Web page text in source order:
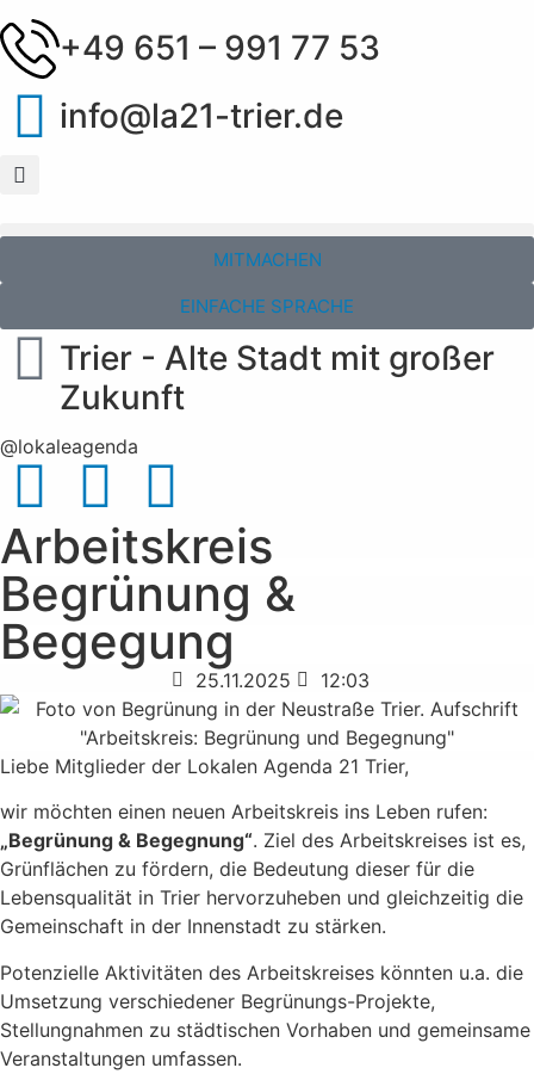
+49 651 – 991 77 53
info@la21-trier.de
MITMACHEN
EINFACHE SPRACHE
Trier - Alte Stadt mit großer
Zukunft
@lokaleagenda
Arbeitskreis
Begrünung &
Begegung
25.11.2025 12:03
Liebe Mitglieder der Lokalen Agenda 21 Trier,
wir möchten einen neuen Arbeitskreis ins Leben rufen:
„Begrünung & Begegnung“. Ziel des Arbeitskreises ist es,
Grünflächen zu fördern, die Bedeutung dieser für die
Lebensqualität in Trier hervorzuheben und gleichzeitig die
Gemeinschaft in der Innenstadt zu stärken.
Potenzielle Aktivitäten des Arbeitskreises könnten u.a. die
Umsetzung verschiedener Begrünungs-Projekte,
Stellungnahmen zu städtischen Vorhaben und gemeinsame
Veranstaltungen umfassen.